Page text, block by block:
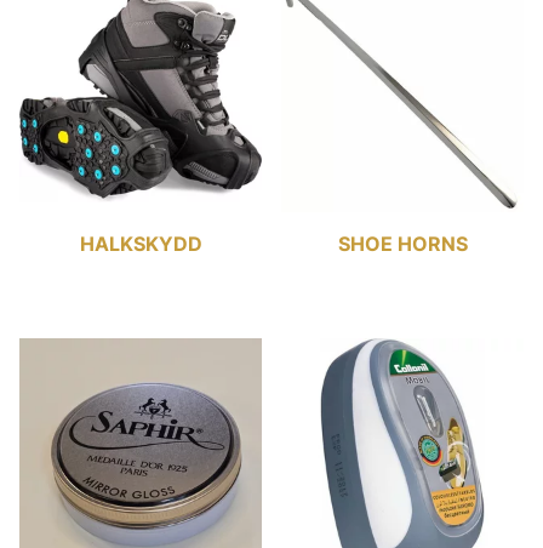
HALKSKYDD SHOE HORNS